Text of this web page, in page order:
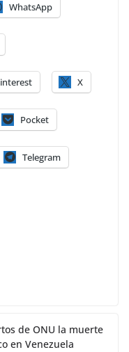
WhatsApp
X
Pocket
Telegram
de ONU la muerte
en Venezuela